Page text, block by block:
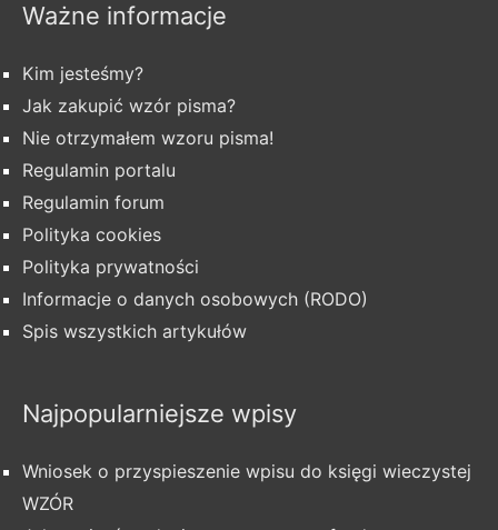
Ważne informacje
Kim jesteśmy?
Jak zakupić wzór pisma?
Nie otrzymałem wzoru pisma!
Regulamin portalu
Regulamin forum
Polityka cookies
Polityka prywatności
Informacje o danych osobowych (RODO)
Spis wszystkich artykułów
Najpopularniejsze wpisy
Wniosek o przyspieszenie wpisu do księgi wieczystej
WZÓR